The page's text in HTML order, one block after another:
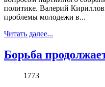
политике. Валерий
проблемы молодежи в...
Читать далее...
Борьба
1773